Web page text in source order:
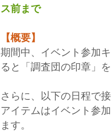
ス前まで
【概要】
期間中、イベント参加
ると「調査団の印章」
さらに、以下の日程で
アイテムはイベント参
ます。